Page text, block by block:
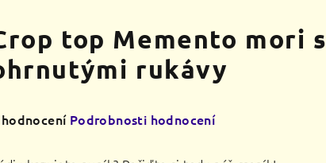
top Memento mori s
rukávy
Podrobnosti hodnocení